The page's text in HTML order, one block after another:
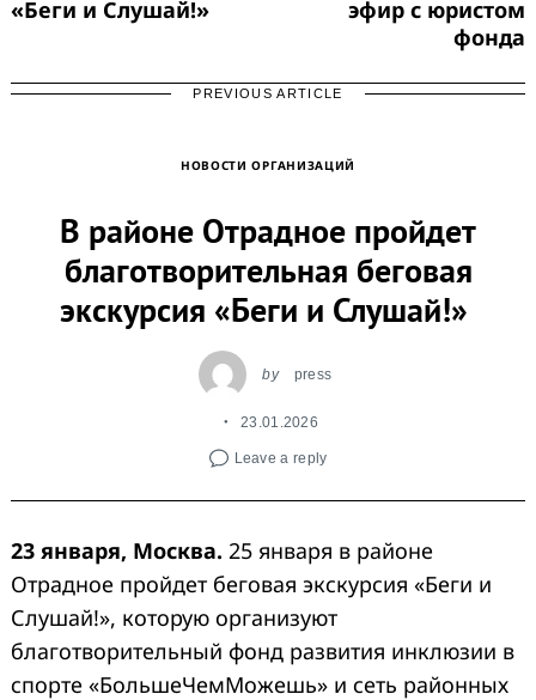
«Беги и Слушай!»
эфир с юристом
фонда
PREVIOUS ARTICLE
НОВОСТИ ОРГАНИЗАЦИЙ
В районе Отрадное пройдет
благотворительная беговая
экскурсия «Беги и Слушай!»
by press
23.01.2026
Leave a reply
23 января, Москва. 25 января в районе
Отрадное пройдет беговая экскурсия «Беги и
Слушай!», которую организуют
благотворительный фонд развития инклюзии в
спорте «БольшеЧемМожешь» и сеть районных